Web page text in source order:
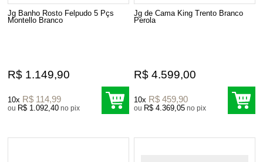
Jg Banho Rosto Felpudo 5 Pçs
Montello Branco
R$ 1.149,90
10x R$ 114,99
ou R$ 1.092,40 no pix
Jg de Cama King Trento Branco
Perola
R$ 4.599,00
10x R$ 459,90
ou R$ 4.369,05 no pix